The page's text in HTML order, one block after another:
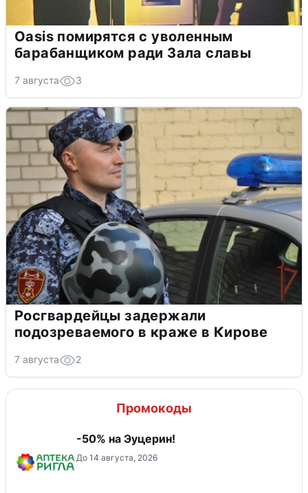
Oasis помирятся с уволенным
барабанщиком ради Зала славы
7 августа 3
Росгвардейцы задержали
подозреваемого в краже в Кирове
7 августа 2
Промокоды
-50% на Эуцерин!
До 14 августа, 2026